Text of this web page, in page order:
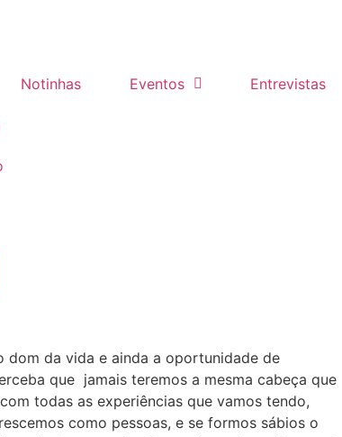
Notinhas Eventos Entrevistas
dom da vida e ainda a oportunidade de
que jamais teremos a mesma cabeça que
todas as experiências que vamos tendo,
como pessoas, e se formos sábios o